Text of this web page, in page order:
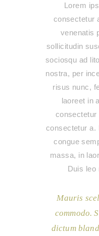
Lorem
consectetur
venenatis
sollicitudin
sociosqu ad
nostra, per
risus nunc,
laoreet in
consectetur
consectetur a.
congue
massa, in
Duis leo
Mauris
commodo.
dictum